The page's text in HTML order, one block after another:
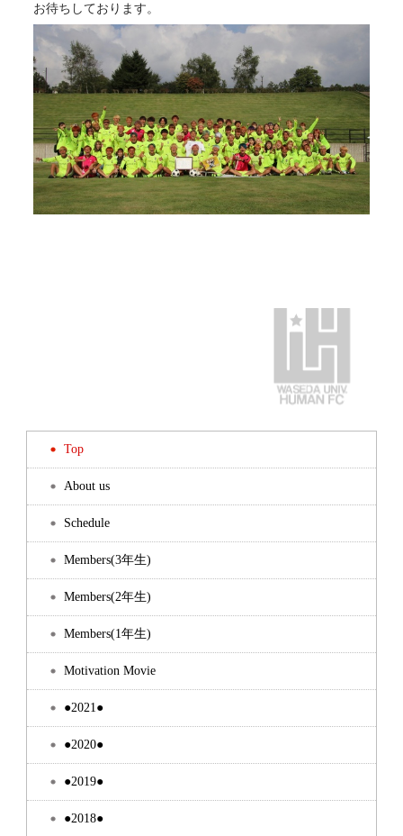
お待ちしております。
Top
About us
Schedule
Members(3年生)
Members(2年生)
Members(1年生)
Motivation Movie
●2021●
●2020●
●2019●
●2018●